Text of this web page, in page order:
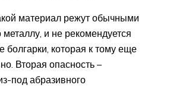
материал режут обычными
и не рекомендуется
болгарки, которая к тому еще
Вторая опасность –
под абразивного